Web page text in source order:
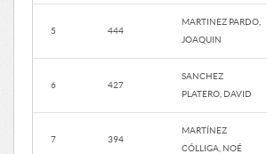
5 444
MARTINEZ PARDO,
JOAQUIN
6 427
SANCHEZ
PLATERO, DAVID
7 394
MARTÍNEZ
CÓLLIGA, NOÉ